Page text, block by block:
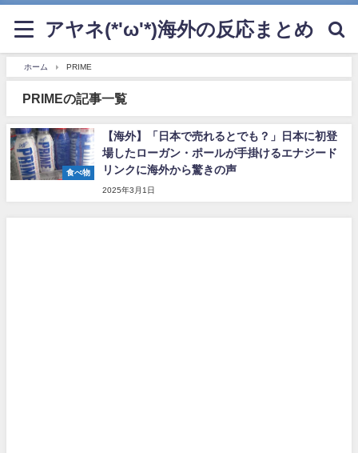
アヤネ(*'ω'*)海外の反応まとめ
ホーム PRIME
PRIMEの記事一覧
食べ物
【海外】「日本で売れるとでも？」日本に初登
場したローガン・ポールが手掛けるエナジード
リンクに海外から驚きの声
2025年3月1日